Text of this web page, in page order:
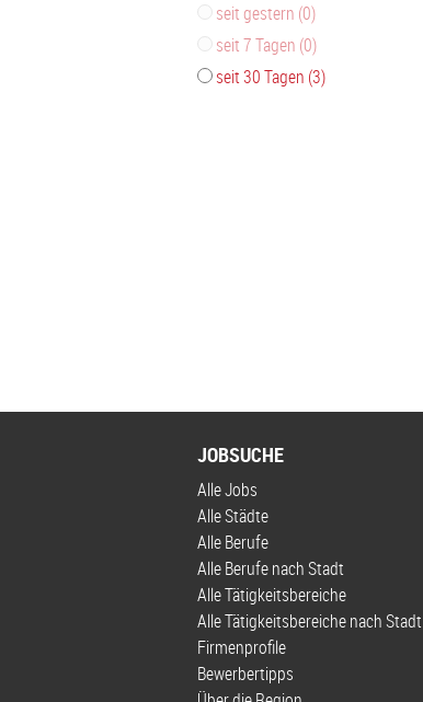
seit gestern (0)
seit 7 Tagen (0)
seit 30 Tagen (3)
JOBSUCHE
Alle Jobs
Alle Städte
Alle Berufe
Alle Berufe nach Stadt
Alle Tätigkeitsbereiche
Alle Tätigkeitsbereiche nach Stadt
Firmenprofile
Bewerbertipps